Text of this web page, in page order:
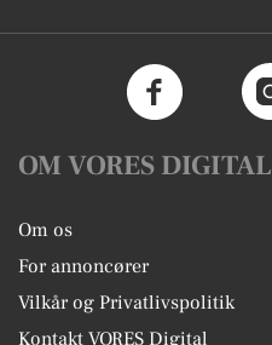
OM VORES DIGITAL
Om os
For annoncører
Vilkår og Privatlivspolitik
Kontakt VORES Digital